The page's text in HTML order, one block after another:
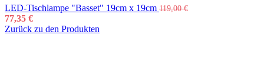
LED-Tischlampe "Basset" 19cm x 19cm 119,00€
77,35 €
Zurück zu den Produkten